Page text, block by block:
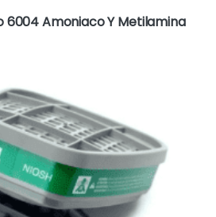
6004 Amoniaco Y Metilamina